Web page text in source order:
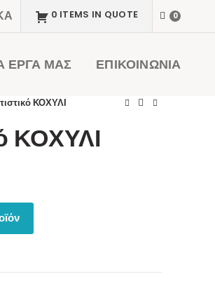
0 ITEMS IN QUOTE 0
ΕΡΓΑ ΜΑΣ ΕΠΙΚΟΙΝΩΝΙΑ
ΚΟΧΥΛΙ
ΚΟΧΥΛΙ